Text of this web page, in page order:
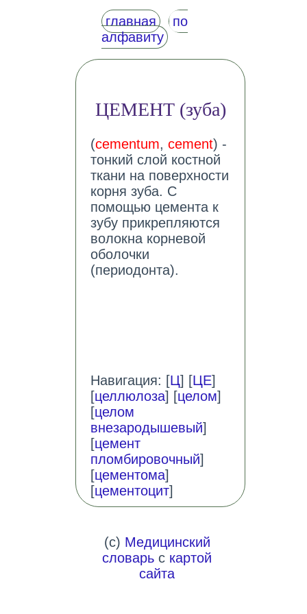
главная
по
алфавиту
ЦЕМЕНТ (зуба)
(cementum, cement) -
тонкий слой костной
ткани на поверхности
корня зуба. С
помощью цемента к
зубу прикрепляются
волокна корневой
оболочки
(периодонта).
Навигация: [Ц] [ЦЕ]
[целлюлоза] [целом]
[целом
внезародышевый]
[цемент
пломбировочный]
[цементома]
[цементоцит]
(c) Медицинский
словарь с картой
сайта